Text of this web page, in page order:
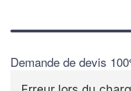
Demande de devis